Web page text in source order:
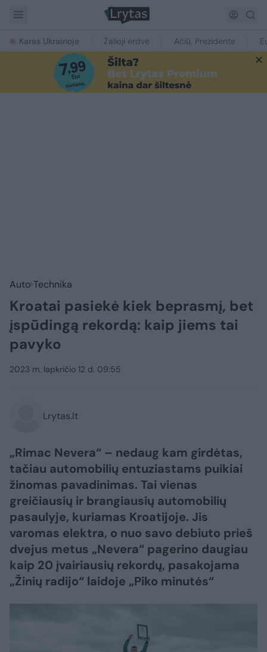
Karas Ukrainoje Žalioji erdvė Ačiū, Prezidente
Auto Technika
Kroatai pasiekė kiek beprasmį, bet
įspūdingą rekordą: kaip jiems tai
pavyko
2023 m. lapkričio 12 d. 09:55
Lrytas.lt
„Rimac Nevera“ – nedaug kam girdėtas,
tačiau automobilių entuziastams puikiai
žinomas pavadinimas. Tai vienas
greičiausių ir brangiausių automobilių
pasaulyje, kuriamas Kroatijoje. Jis
varomas elektra, o nuo savo debiuto prieš
dvejus metus „Nevera“ pagerino daugiau
kaip 20 įvairiausių rekordų, pasakojama
„Žinių radijo“ laidoje „Piko minutės“